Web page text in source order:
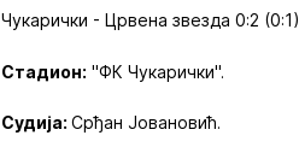
Чукарички - Црвена звезда 0:2 (0:1)
Стадион: "ФК Чукарички".
Судија:Срђан Јовановић.